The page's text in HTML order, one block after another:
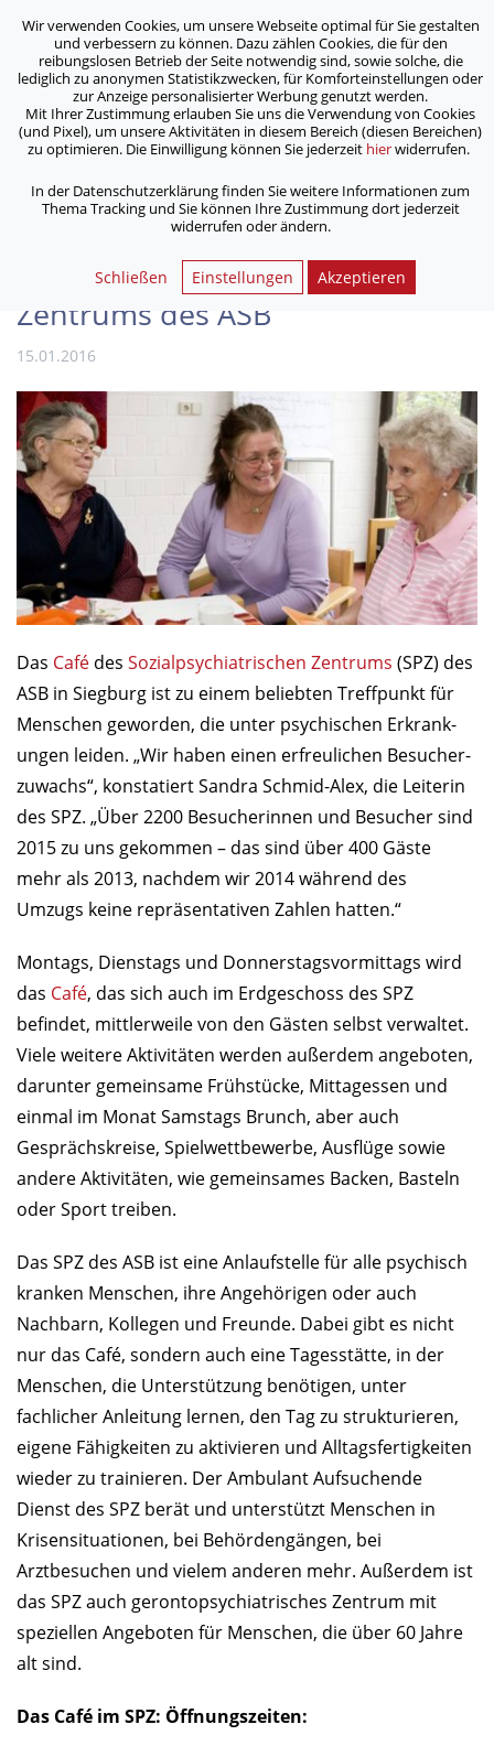
ASB Bonn/Rhein-Sieg/Eifel e.V.
bewegt Menschen
Home / Archiv /
Deutlicher Besucher­zuwachs im Café des Sozial­psych­ia­tri­
Café des Sozial­psych­ia­tri­schen
Zentrums des ASB
15.01.2016
Das Café des Sozial­psych­ia­trischen Zentrums (SPZ) des
ASB in Siegburg ist zu einem beliebten Treffpunkt für
Menschen geworden, die unter psychischen Erkrank­
ungen leiden. „Wir haben einen erfreulichen Besucher­
zuwachs“, konstatiert Sandra Schmid-Alex, die Leiterin
des SPZ. „Über 2200 Besucherinnen und Besucher sind
2015 zu uns gekommen – das sind über 400 Gäste
mehr als 2013, nachdem wir 2014 während des
Umzugs keine repräsentativen Zahlen hatten.“
Montags, Dienstags und Donnerstagsvormittags wird
das Café, das sich auch im Erdgeschoss des SPZ
befindet, mittlerweile von den Gästen selbst verwaltet.
Viele weitere Aktivitäten werden außerdem angeboten,
darunter gemeinsame Frühstücke, Mittagessen und
einmal im Monat Samstags Brunch, aber auch
Gesprächskreise, Spielwettbewerbe, Ausflüge sowie
andere Aktivitäten, wie gemeinsames Backen, Basteln
oder Sport treiben.
Das SPZ des ASB ist eine Anlaufstelle für alle psychisch
kranken Menschen, ihre Angehörigen oder auch
Nachbarn, Kollegen und Freunde. Dabei gibt es nicht
nur das Café, sondern auch eine Tagesstätte, in der
Menschen, die Unterstützung benötigen, unter
fachlicher Anleitung lernen, den Tag zu strukturieren,
eigene Fähigkeiten zu aktivieren und Alltagsfertigkeiten
wieder zu trainieren. Der Ambulant Aufsuchende
Dienst des SPZ berät und unterstützt Menschen in
Krisensituationen, bei Behördengängen, bei
Arztbesuchen und vielem anderen mehr. Außerdem ist
das SPZ auch gerontopsychiatrisches Zentrum mit
speziellen Angeboten für Menschen, die über 60 Jahre
alt sind.
Das Café im SPZ: Öffnungszeiten:
Wir verwenden Cookies, um unsere Webseite optimal für Sie gestalten
und verbessern zu können. Dazu zählen Cookies, die für den
reibungslosen Betrieb der Seite notwendig sind, sowie solche, die
lediglich zu anonymen Statistikzwecken, für Komforteinstellungen oder
zur Anzeige personalisierter Werbung genutzt werden.
Mit Ihrer Zustimmung erlauben Sie uns die Verwendung von Cookies
(und Pixel), um unsere Aktivitäten in diesem Bereich (diesen Bereichen)
zu optimieren. Die Einwilligung können Sie jederzeit hierwiderrufen.
In der Datenschutzerklärung finden Sie weitere Informationen zum
Thema Tracking und Sie können Ihre Zustimmung dort jederzeit
widerrufen oder ändern.
Schließen Einstellungen Akzeptieren